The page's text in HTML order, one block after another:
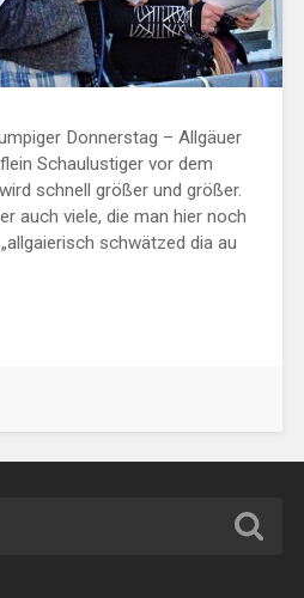
Donnerstag – Allgäuer
Schaulustiger vor dem
schnell größer und größer.
auch viele, die man hier noch
schwätzed dia au